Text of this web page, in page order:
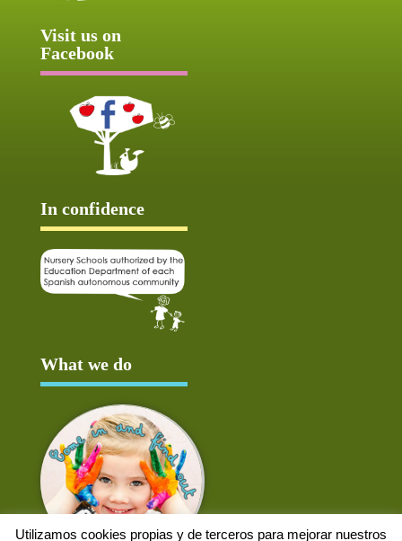
Visit us on
Facebook
In confidence
What we do
Utilizamos cookies propias y de terceros para mejorar nuestros